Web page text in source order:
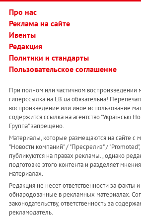
Про нас
Реклама на сайте
Ивенты
Редакция
Политики и стандарты
Пользовательское соглашение
При полном или частичном воспроизведении
гиперссылка на LB.ua обязательна!
воспроизведение или иное использование
содержится ссылка на агентство "Українськi
Группа" запрещено.
Материалы, которые размещаются на сайте с
"Новости компаний" / "Пресрелиз" /
публикуются на правах рекламы. , однако
подготовке этого контента и разделяет
материалах.
Редакция не несет ответственности за факты
обнародованные в рекламных материалах.
законодательству, ответственность за
рекламодатель.